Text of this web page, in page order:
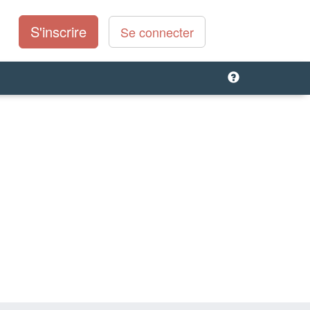
S'inscrire Se connecter